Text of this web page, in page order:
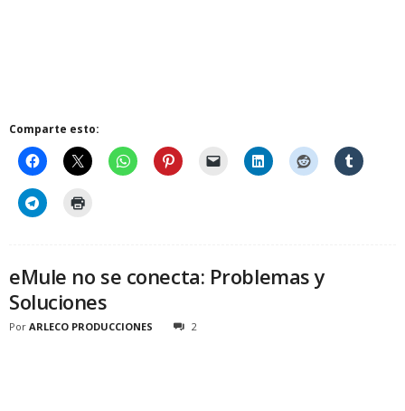
Comparte esto:
eMule no se conecta: Problemas y
Soluciones
Por ARLECO PRODUCCIONES 2